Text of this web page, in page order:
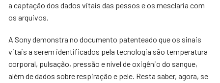
a captação dos dados vitais das pessos e os mesclaria com
os arquivos.
A Sony demonstra no documento patenteado que os sinais
vitais a serem identificados pela tecnologia são temperatura
corporal, pulsação, pressão e nível de oxigênio do sangue,
além de dados sobre respiração e pele. Resta saber, agora, se